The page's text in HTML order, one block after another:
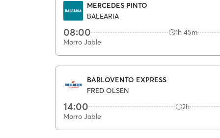
MERCEDES PINTO
BALEARIA
08:00
1h 45m
Morro Jable
BARLOVENTO EXPRESS
FRED OLSEN
14:00
2h
Morro Jable